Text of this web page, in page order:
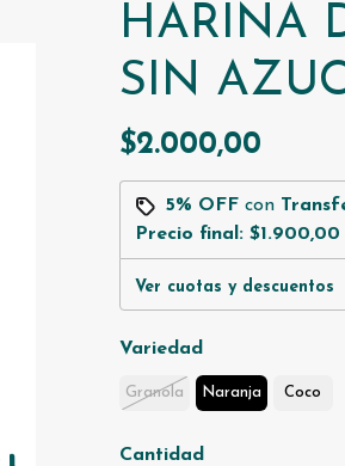
HARINA
SIN
$2.000,00
5% OFFcon
Precio final: $1.900,00
Ver cuotas y descuentos
Variedad
Granola Naranja Coco
Cantidad